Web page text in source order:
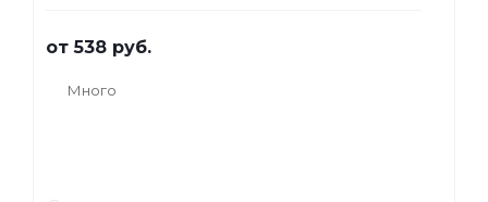
от538 руб.
Много